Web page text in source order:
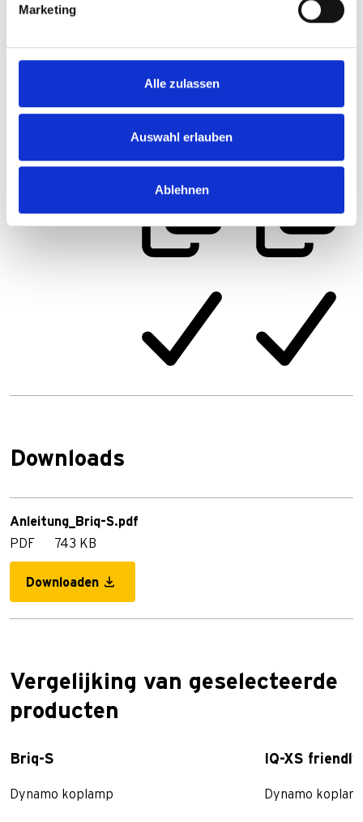
Marketing
Alle zulassen
Auswahl erlauben
Ablehnen
153RN-04
Downloads
Anleitung_Briq-S.pdf
PDF
743 KB
Downloaden
Vergelijking van geselecteerde
producten
Briq-S
Dynamo koplamp
IQ-XS friendly
Dynamo